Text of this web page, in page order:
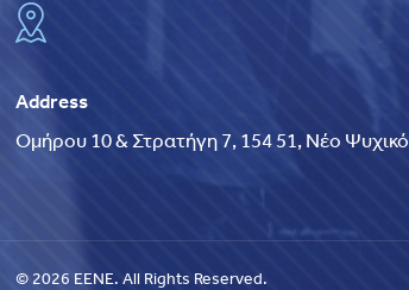
Address
Ομήρου 10 & Στρατήγη 7, 154 51, Νέο Ψυχικό
© 2026 EENE. All Rights Reserved.